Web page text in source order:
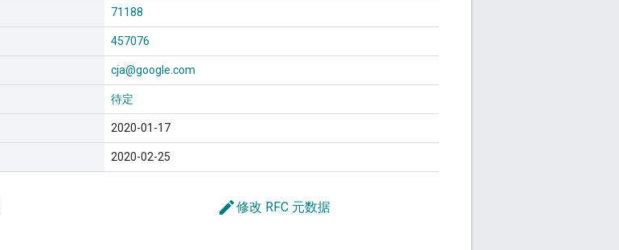
71188
457076
cja@google.com
待定
2020-01-17
2020-02-25
edit修改 RFC 元数据